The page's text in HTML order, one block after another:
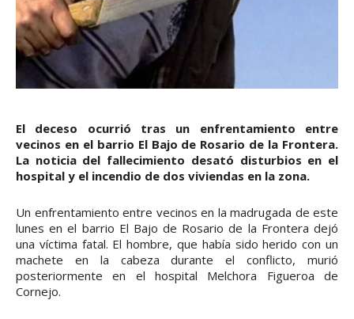
El deceso ocurrió tras un enfrentamiento entre
vecinos en el barrio El Bajo de Rosario de la Frontera.
La noticia del fallecimiento desató disturbios en el
hospital y el incendio de dos viviendas en la zona.
Un enfrentamiento entre vecinos en la madrugada de este
lunes en el barrio El Bajo de Rosario de la Frontera dejó
una víctima fatal. El hombre, que había sido herido con un
machete en la cabeza durante el conflicto, murió
posteriormente en el hospital Melchora Figueroa de
Cornejo.